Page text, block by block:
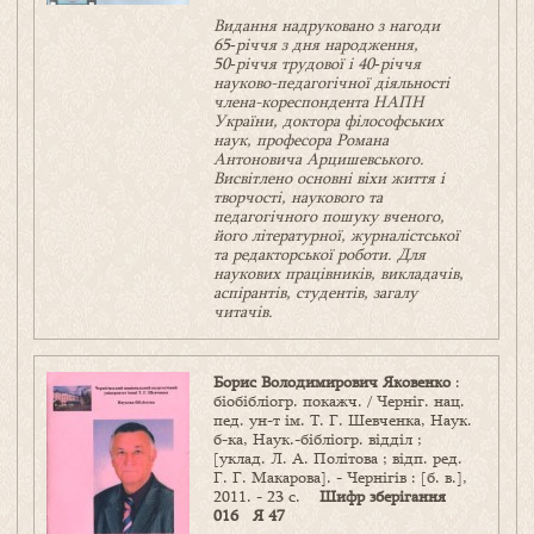
Видання надруковано з нагоди
65‑річчя з дня народження,
50‑річчя трудової і 40‑річчя
науково-педагогічної діяльності
члена-кореспондента НАПН
України, доктора філософських
наук, професора Романа
Антоновича Арцишевського.
Висвітлено основні віхи життя і
творчості, наукового та
педагогічного пошуку вченого,
його літературної, журналістської
та редакторської роботи. Для
наукових працівників, викладачів,
аспірантів, студентів, загалу
читачів.
Борис Володимирович Яковенко:
біобібліогр. покажч. / Черніг. нац.
пед. ун-т ім. Т. Г. Шевченка, Наук.
б-ка, Наук.-бібліогр. відділ ;
[уклад. Л. А. Політова ; відп. ред.
Г. Г. Макарова]. - Чернігів : [б. в.],
2011. - 23 с. Шифр зберігання
016 Я 47